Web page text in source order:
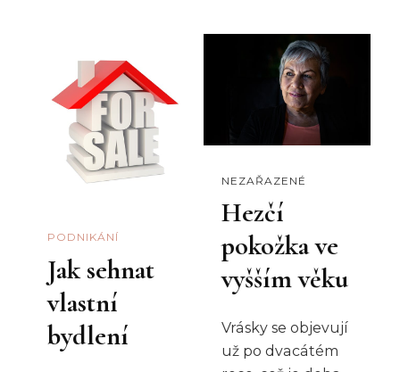
PODNIKÁNÍ
Jak sehnat
vlastní
bydlení
NEZAŘAZENÉ
Hezčí
pokožka ve
vyšším věku
Vrásky se objevují
už po dvacátém